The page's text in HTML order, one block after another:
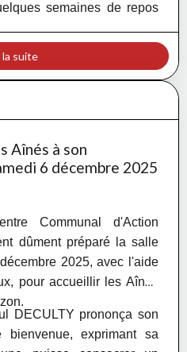
semaines de repos
la suite
Aînés à son
6 décembre 2025
Communal d'Action
dûment préparé la salle
2025, avec l'aide
pour accueillir les Aînés
DECULTY prononça son
bienvenue, exprimant sa